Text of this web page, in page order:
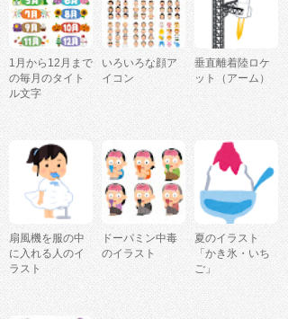
1月から12月まで
の毎月のタイト
ル文字
いろいろな顔ア
イコン
垂直離着陸ロケ
ット（アーム）
扇風機を服の中
に入れる人のイ
ラスト
ドーパミン中毒
のイラスト
夏のイラスト
「かき氷・いち
ご」